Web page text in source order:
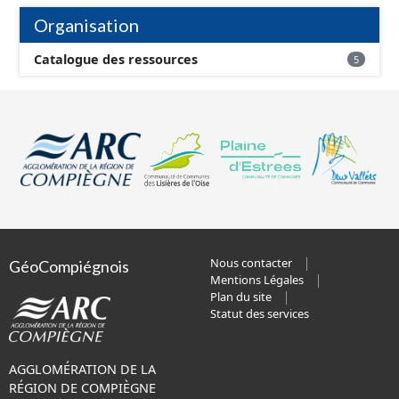
Organisation
Catalogue des ressources 5
GéoCompiégnois
AGGLOMÉRATION DE LA
RÉGION DE COMPIÈGNE
Nous contacter
Mentions Légales
Plan du site
Statut des services